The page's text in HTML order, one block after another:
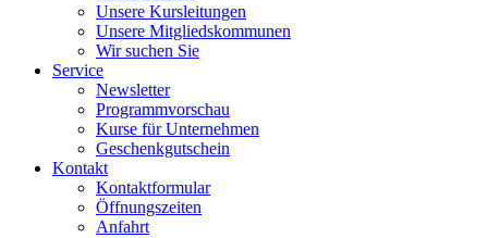
Unsere Kursleitungen
Unsere Mitgliedskommunen
Wir suchen Sie
Service
Newsletter
Programmvorschau
Kurse für Unternehmen
Geschenkgutschein
Kontakt
Kontaktformular
Öffnungszeiten
Anfahrt